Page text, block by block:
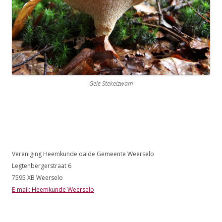
Gele Stekelzwam
Vereniging Heemkunde oalde Gemeente Weerselo
Legtenbergerstraat 6
7595 XB Weerselo
E-mail: Heemkunde Weerselo